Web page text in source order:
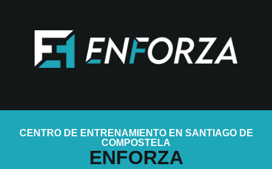
CENTRO DE ENTRENAMIENTO EN SANTIAGO DE
COMPOSTELA
ENFORZA